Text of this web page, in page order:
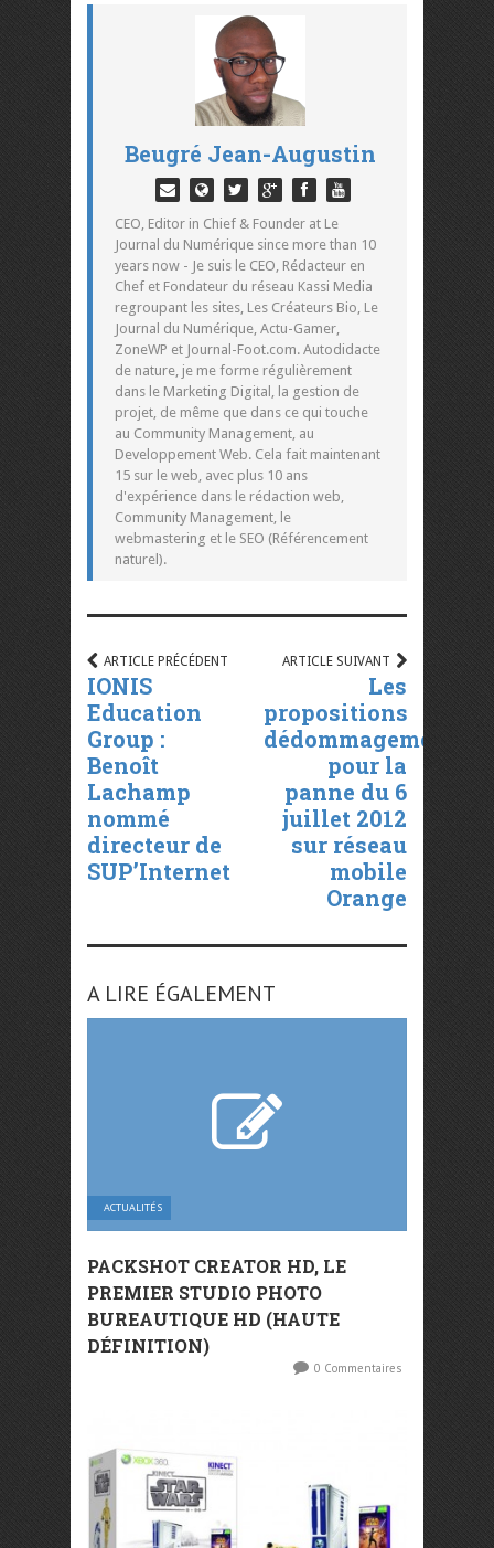
Beugré Jean-Augustin
CEO, Editor in Chief & Founder at Le
Journal du Numérique since more than 10
years now - Je suis le CEO, Rédacteur en
Chef et Fondateur du réseau Kassi Media
regroupant les sites, Les Créateurs Bio, Le
Journal du Numérique, Actu-Gamer,
ZoneWP et Journal-Foot.com. Autodidacte
de nature, je me forme régulièrement
dans le Marketing Digital, la gestion de
projet, de même que dans ce qui touche
au Community Management, au
Developpement Web. Cela fait maintenant
15 sur le web, avec plus 10 ans
d'expérience dans le rédaction web,
Community Management, le
webmastering et le SEO (Référencement
naturel).
ARTICLE PRÉCÉDENT
IONIS
Education
Group :
Benoît
Lachamp
nommé
directeur de
SUP’Internet
ARTICLE SUIVANT
Les
propositions
dédommagements
pour la
panne du 6
juillet 2012
sur réseau
mobile
Orange
A LIRE ÉGALEMENT
ACTUALITÉS
PACKSHOT CREATOR HD, LE
PREMIER STUDIO PHOTO
BUREAUTIQUE HD (HAUTE
DÉFINITION)
0 Commentaires